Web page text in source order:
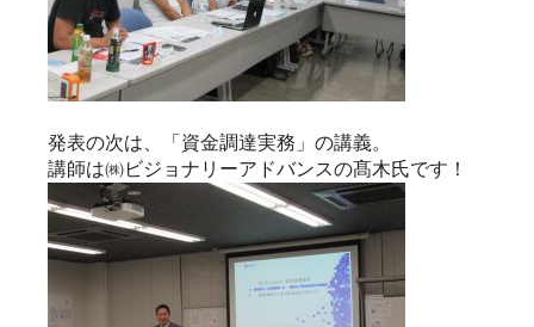
発表の次は、「資金調達実務」の講義。
講師は㈱ビジョナリーアドバンスの髙木氏です！